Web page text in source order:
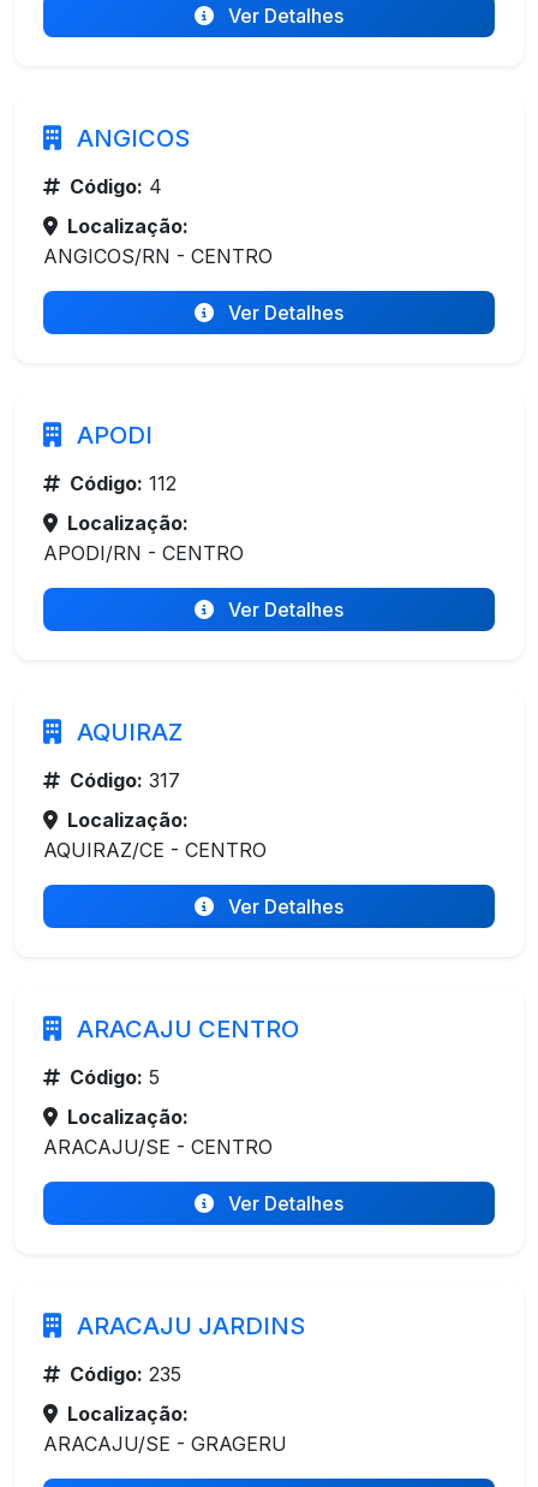
Ver Detalhes
ANGICOS
Código: 4
Localização:
ANGICOS/RN - CENTRO
Ver Detalhes
APODI
Código: 112
Localização:
APODI/RN - CENTRO
Ver Detalhes
AQUIRAZ
Código: 317
Localização:
AQUIRAZ/CE - CENTRO
Ver Detalhes
ARACAJU CENTRO
Código: 5
Localização:
ARACAJU/SE - CENTRO
Ver Detalhes
ARACAJU JARDINS
Código: 235
Localização:
ARACAJU/SE - GRAGERU